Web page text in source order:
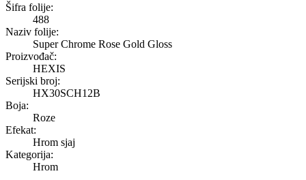
Super Chrome Rose Gold Gloss
Šifra folije:
488
Naziv folije:
Super Chrome Rose Gold Gloss
Proizvođač:
HEXIS
Serijski broj:
HX30SCH12B
Boja:
Roze
Efekat:
Hrom sjaj
Kategorija:
Hrom